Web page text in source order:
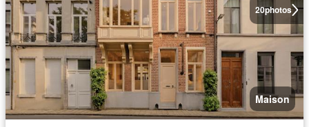
20photos
Maison